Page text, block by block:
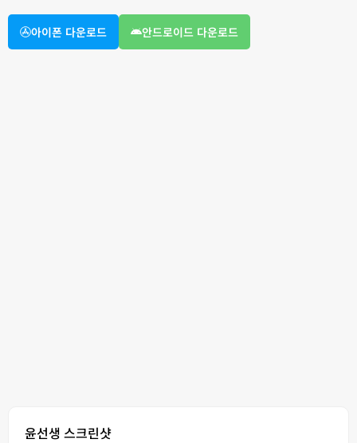
아이폰 다운로드 안드로이드 다운로드
윤선생 스크린샷